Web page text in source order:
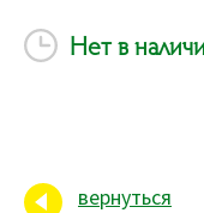
Нет в
вернуться